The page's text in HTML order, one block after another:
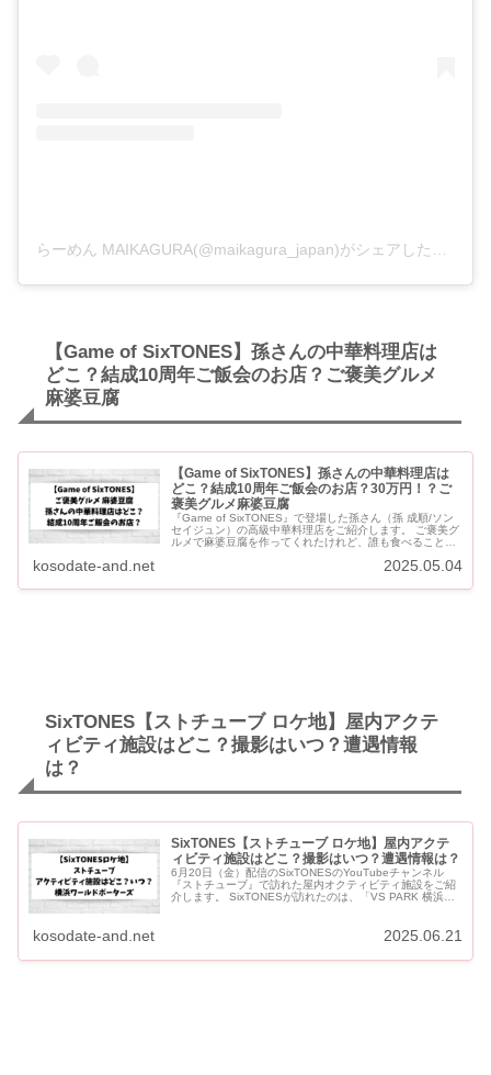
【Game of SixTONES】孫さんの中華料理店は
どこ？結成10周年ご飯会のお店？ご褒美グルメ
麻婆豆腐
【Game of SixTONES】孫さんの中華料理店は
どこ？結成10周年ご飯会のお店？30万円！？ご
褒美グルメ麻婆豆腐
『Game of SixTONES』で登場した孫さん（孫 成順/ソン
セイジュン）の高級中華料理店をご紹介します。 ご褒美グ
ルメで麻婆豆腐を作ってくれたけれど、誰も食べることが
kosodate-and.net 2025.05.04
SixTONES【ストチューブ ロケ地】屋内アクテ
ィビティ施設はどこ？撮影はいつ？遭遇情報
は？
SixTONES【ストチューブ ロケ地】屋内アクテ
ィビティ施設はどこ？撮影はいつ？遭遇情報は？
6月20日（金）配信のSixTONESのYouTubeチャンネル
『ストチューブ』で訪れた屋内オクティビティ施設をご紹
介します。 SixTONESが訪れたのは、「VS PARK 横浜ワ
kosodate-and.net 2025.06.21